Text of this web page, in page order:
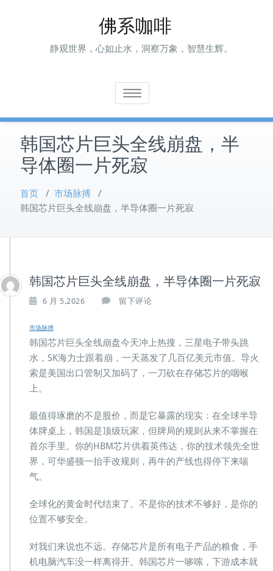
佛系咖啡
静观世界，心如止水，洞察万象，智慧生辉。
Toggle navigation
韩国芯片巨头全线崩盘，半
导体圈一片死寂
首页 / 市场脉搏 /
韩国芯片巨头全线崩盘，半导体圈一片死寂
韩国芯片巨头全线崩盘，半导体圈一片死寂
6 月 5,2026 留下评论
市场脉搏
韩国芯片巨头全线崩盘今天冲上热搜，三星电子带头跳
水，SK海力士跟着崩，一天蒸发了几百亿美元市值。导火
索是美国出口管制又加码了，一刀砍在存储芯片的咽喉
上。
最值得琢磨的不是股价，而是它暴露的现实：在全球半导
体牌桌上，韩国是顶级玩家，但牌局的规则从来不掌握在
首尔手里。你的HBM芯片供着英伟达，你的技术领先全世
界，可华盛顿一抬手改规则，再牛的产线也得停下来喘
气。
全球化的黄金时代结束了。不是你的技术不够好，是你的
位置不够安全。
对我们来说也不远。存储芯片是所有电子产品的粮食，手
机电脑汽车没一样离得开。韩国芯片一哆嗦，下游成本就